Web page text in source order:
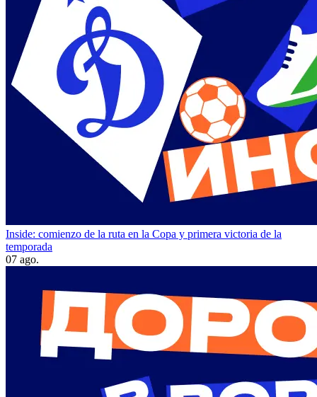
Inside: comienzo de la ruta en la Copa y primera victoria de la
temporada
07 ago.